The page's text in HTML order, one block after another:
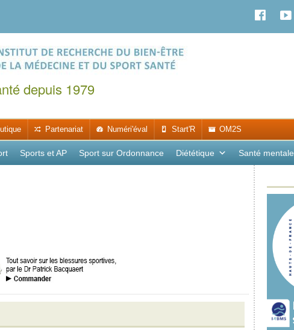
depuis 1979
Partenariat Numéri'éval Start'R OM2S
Sports et AP Sport sur Ordonnance Diététique Santé mentale